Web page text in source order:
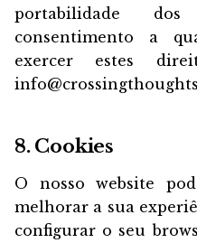
portabilidade
consentimento a
exercer estes
8. Cookies
O nosso website
melhorar a sua
configurar o seu